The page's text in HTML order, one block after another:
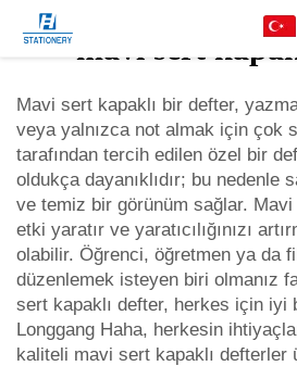
Ürünler
Hakkımızda
Özelleştirilmiş Çözümler
Kaynaklar
mavi sert
Mavi sert kapaklı bir defter,
veya yalnızca not almak için çok
tarafından tercih edilen özel bir
oldukça dayanıklıdır; bu nedenle
ve temiz bir görünüm sağlar. Mavi
etki yaratır ve yaratıcılığınızı
olabilir. Öğrenci, öğretmen ya da
düzenlemek isteyen biri olmanız
sert kapaklı defter, herkes için iyi
Longgang Haha, herkesin
kaliteli mavi sert kapaklı defterler